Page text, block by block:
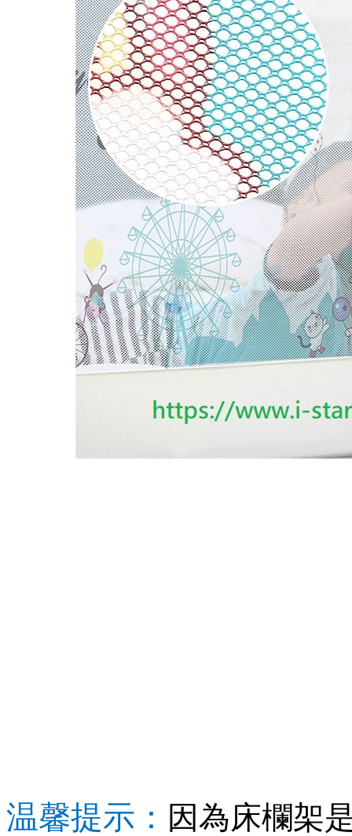
温馨提示： 因為床欄架